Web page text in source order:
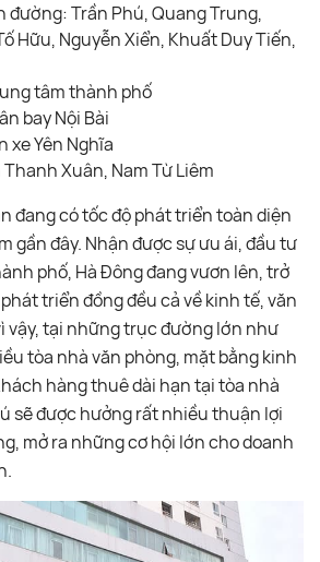
đường: Trần Phú, Quang Trung,
Hữu, Nguyễn Xiển, Khuất Duy Tiến,
tâm thành phố
bay Nội Bài
xe Yên Nghĩa
Xuân, Nam Từ Liêm
đang có tốc độ phát triển toàn diện
gần đây. Nhận được sự ưu ái, đầu tư
phố, Hà Đông đang vươn lên, trở
triển đồng đều cả về kinh tế, văn
vậy, tại những trục đường lớn như
tòa nhà văn phòng, mặt bằng kinh
hàng thuê dài hạn tại tòa nhà
sẽ được hưởng rất nhiều thuận lợi
mở ra những cơ hội lớn cho doanh